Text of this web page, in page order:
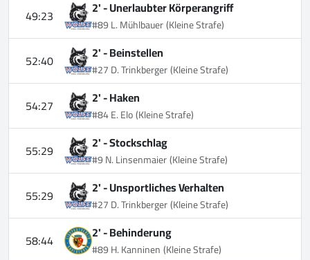
49:23 2' -Unerlaubter Körperangriff
#89 L. Mühlbauer(Kleine Strafe)
52:40 2' -Beinstellen
#27 D. Trinkberger(Kleine Strafe)
54:27 2' -Haken
#84 E. Elo(Kleine Strafe)
55:29 2' -Stockschlag
#9 N. Linsenmaier(Kleine Strafe)
55:29 2' -Unsportliches Verhalten
#27 D. Trinkberger(Kleine Strafe)
58:44 2' -Behinderung
#89 H. Kanninen(Kleine Strafe)